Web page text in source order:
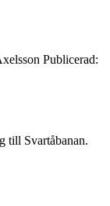
Publicerad:
till Svartåbanan.